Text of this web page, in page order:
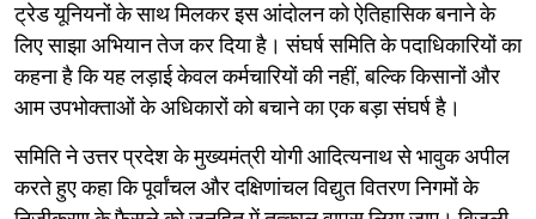
ट्रेड यूनियनों के साथ मिलकर इस आंदोलन को ऐतिहासिक बनाने के
लिए साझा अभियान तेज कर दिया है। संघर्ष समिति के पदाधिकारियों का
कहना है कि यह लड़ाई केवल कर्मचारियों की नहीं, बल्कि किसानों और
आम उपभोक्ताओं के अधिकारों को बचाने का एक बड़ा संघर्ष है।
​समिति ने उत्तर प्रदेश के मुख्यमंत्री योगी आदित्यनाथ से भावुक अपील
करते हुए कहा कि पूर्वांचल और दक्षिणांचल विद्युत वितरण निगमों के